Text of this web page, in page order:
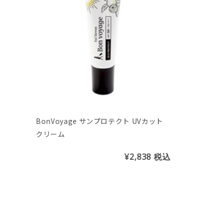
BonVoyage サンプロテクト UVカット
クリーム
¥2,838税込